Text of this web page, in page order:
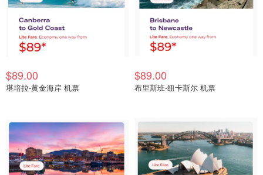
$89.00
堪培拉-黄金海岸 机票
$89.00
布里斯班-纽卡斯尔 机票